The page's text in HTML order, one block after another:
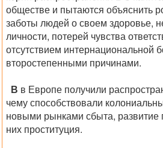
обществе и пытаются объяснить
заботы людей о своем здоровье,
личности, потерей чувства
отсутствием интернациональной
второстепенными причинами.
В в Европе получили
чему способствовали
новыми рынками сбыта, развитие
них проституция.